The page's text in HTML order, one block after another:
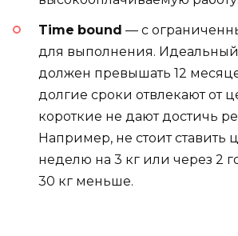
Time bound — с
для выполнения.
должен превышать 12
долгие сроки отвлекают от
короткие не дают достичь
Например, не стоит ставить
неделю на 3 кг или через 2
30 кг меньше.